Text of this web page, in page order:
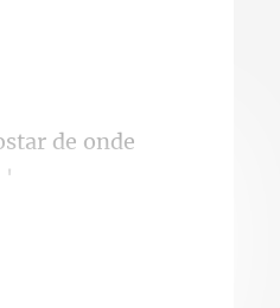
de onde